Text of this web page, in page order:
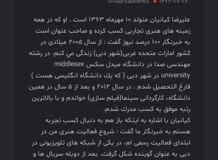
فیلم های نوروزی به توفیق دست پیدا نکردند
فیلم کیمیایی متوقف شد
عليرضا كيانيان متولد ١٠ مهرماه ١٣٦٣ است . او که در همه
زمینه های هنری تجاربی کسب کرده و صاحب عنوان است
به خبرنگار ۱۰۰ درصد نیوز گفت : از سال ٢٠٠٥ ميلادى در
كشور امارات متحده عربی(شهر دبی) زندگى مي كنم. در رشته
مهندسى صدا در دانشگاه ميدل سكس middlesex
university در شهر دبی ( كه يك دانشگاه انگليسى هست )
فارغ التحصيل شدم . در سال ٢٠١٢ و بعد از ٥ سال در همين
دانشگاه، كارگردانى سينما(فيلم سازى) خواندم و با بالاترين
رتبه موفق به كسب مدرك شدم.
کیانیان با اشاره به اینکه باز هم به دنبال کسب تجربه
هستم به خبرنگار ما گفت : شروع فعاليت هنرى من در
ابتداى فعاليت رسمى ام، در یکی از شبكه های تلویزیونی در
دبی به عنوان گوينده شکل گرفت. بعد از دوبله سريال ها و